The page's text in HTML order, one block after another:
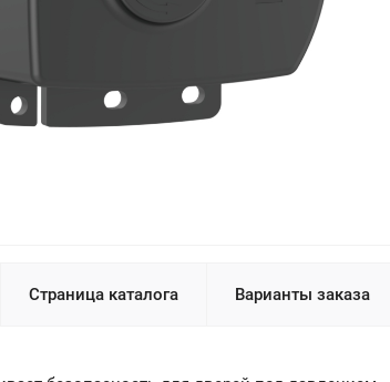
Страница каталога Варианты заказа